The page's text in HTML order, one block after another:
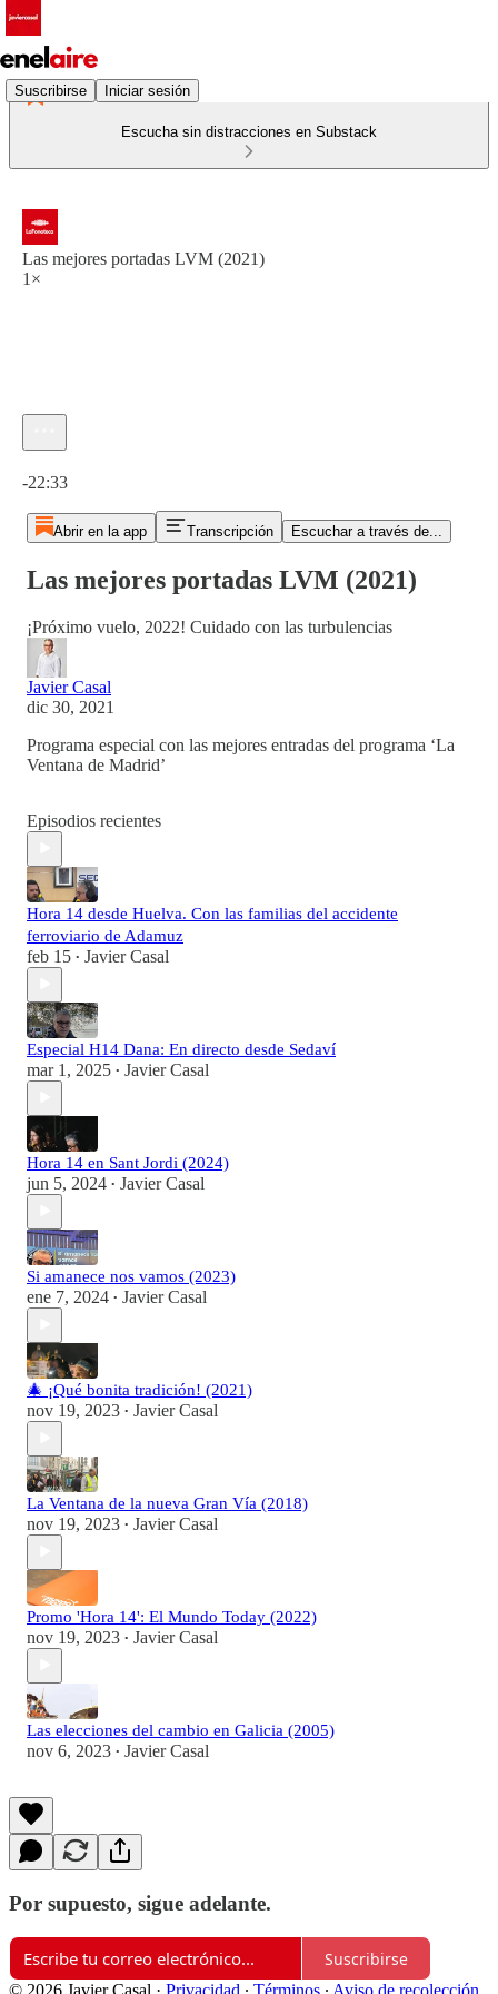
Suscribirse Iniciar sesión
Escucha sin distracciones en Substack
Las mejores portadas LVM (2021)
1×
-22:33
Abrir en la app Transcripción Escuchar a través de...
Las mejores portadas LVM (2021)
¡Próximo vuelo, 2022! Cuidado con las turbulencias
Javier Casal
dic 30, 2021
Programa especial con las mejores entradas del programa ‘La
Ventana de Madrid’
Episodios recientes
Hora 14 desde Huelva. Con las familias del accidente
ferroviario de Adamuz
feb 15 • Javier Casal
Especial H14 Dana: En directo desde Sedaví
mar 1, 2025 • Javier Casal
Hora 14 en Sant Jordi (2024)
jun 5, 2024 • Javier Casal
Si amanece nos vamos (2023)
ene 7, 2024 • Javier Casal
🎄 ¡Qué bonita tradición! (2021)
nov 19, 2023 • Javier Casal
La Ventana de la nueva Gran Vía (2018)
nov 19, 2023 • Javier Casal
Promo 'Hora 14': El Mundo Today (2022)
nov 19, 2023 • Javier Casal
Las elecciones del cambio en Galicia (2005)
nov 6, 2023 • Javier Casal
Por supuesto, sigue adelante.
Suscribirse